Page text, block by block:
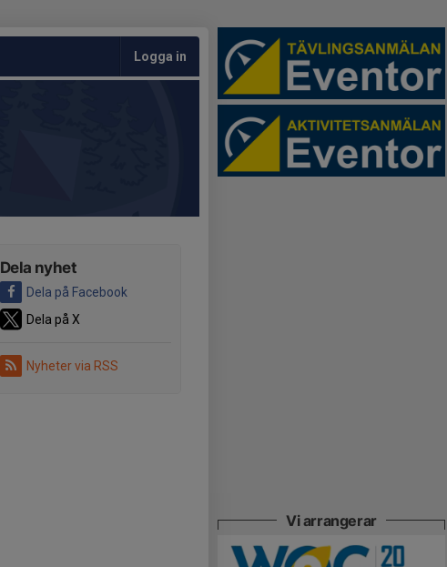
Logga in
Dela nyhet
Dela på Facebook
Dela på X
Nyheter via RSS
Vi arrangerar